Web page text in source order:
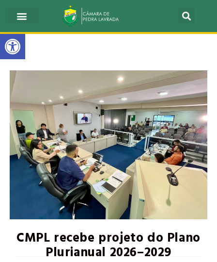
Barra de Ferramentas Aberta
CMPL recebe projeto do Plano
Plurianual 2026–2029